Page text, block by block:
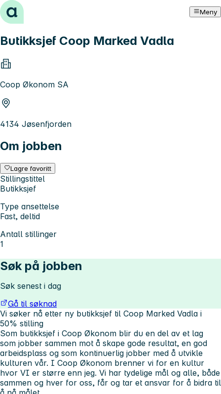
Hopp til innhold Meny
Butikksjef Coop Marked Vadla
Coop Økonom SA
4134 Jøsenfjorden
Om jobben
Lagre favoritt
Stillingstittel
Butikksjef
Type ansettelse
Fast, deltid
Antall stillinger
1
Søk på jobben
Søk senest i dag
Gå til søknad
Vi søker nå etter ny butikksjef til Coop Marked Vadla i
50% stilling
Som butikksjef i Coop Økonom blir du en del av et lag
som jobber sammen mot å skape gode resultat, en god
arbeidsplass og som kontinuerlig jobber med å utvikle
kulturen vår. I Coop Økonom brenner vi for en kultur
hvor VI er større enn jeg. Vi har tydelige mål og alle, både
sammen og hver for oss, får og tar et ansvar for å bidra til